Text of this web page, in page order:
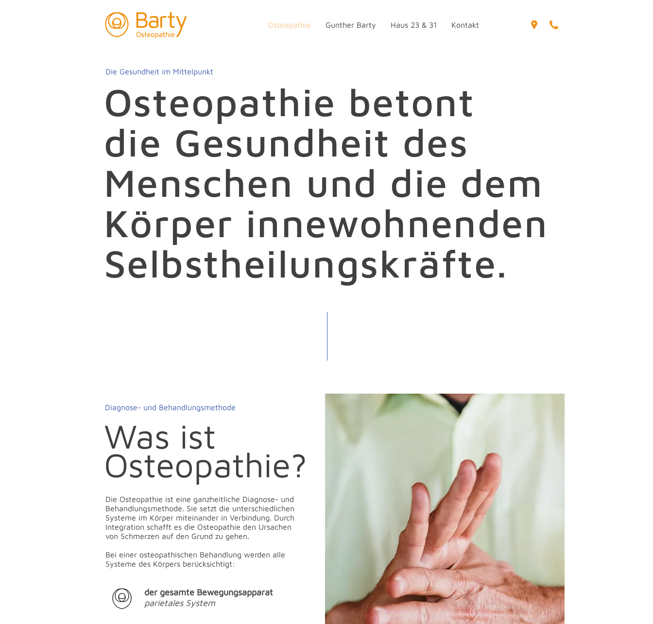
Osteopathie Gunther Barty Haus 23 & 31 Kontakt
World Health Organization
Die Gesundheit im Mittelpunkt
Osteopathie betont
die Gesundheit des
Menschen und die dem
Körper innewohnenden
Selbstheilungskräfte.
Diagnose- und Behandlungsmethode
Was ist
Osteopathie?
Die Osteopathie ist eine ganzheitliche Diagnose- und
Behandlungsmethode. Sie setzt die unterschiedlichen
Systeme im Körper miteinander in Verbindung. Durch
Integration schafft es die Osteopathie den Ursachen
von Schmerzen auf den Grund zu gehen.
Bei einer osteopathischen Behandlung werden alle
Systeme des Körpers berücksichtigt:
der gesamte Bewegungsapparat
parietales System